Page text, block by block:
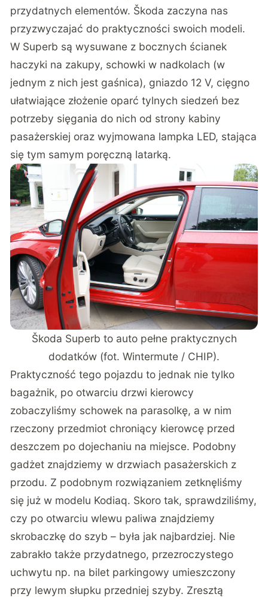
przydatnych elementów. Škoda zaczyna nas
przyzwyczajać do praktyczności swoich modeli.
W Superb są wysuwane z bocznych ścianek
haczyki na zakupy, schowki w nadkolach (w
jednym z nich jest gaśnica), gniazdo 12 V, cięgno
ułatwiające złożenie oparć tylnych siedzeń bez
potrzeby sięgania do nich od strony kabiny
pasażerskiej oraz wyjmowana lampka LED, stająca
się tym samym poręczną latarką.
Škoda Superb to auto pełne praktycznych
dodatków (fot. Wintermute / CHIP).
Praktyczność tego pojazdu to jednak nie tylko
bagażnik, po otwarciu drzwi kierowcy
zobaczyliśmy schowek na parasolkę, a w nim
rzeczony przedmiot chroniący kierowcę przed
deszczem po dojechaniu na miejsce. Podobny
gadżet znajdziemy w drzwiach pasażerskich z
przodu. Z podobnym rozwiązaniem zetknęliśmy
się już w modelu Kodiaq. Skoro tak, sprawdziliśmy,
czy po otwarciu wlewu paliwa znajdziemy
skrobaczkę do szyb – była jak najbardziej. Nie
zabrakło także przydatnego, przezroczystego
uchwytu np. na bilet parkingowy umieszczony
przy lewym słupku przedniej szyby. Zresztą